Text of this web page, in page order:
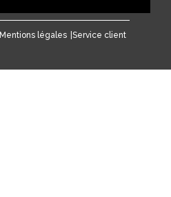
Mentions légales Service client